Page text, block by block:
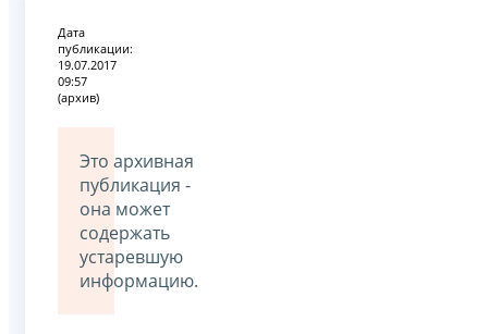
Дата
публикации:
19.07.2017
09:57
(архив)
Это архивная
публикация -
она может
содержать
устаревшую
информацию.